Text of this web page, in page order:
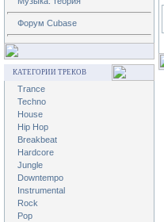
Форум Cubase
КАТЕГОРИИ ТРЕКОВ
Trance
Techno
House
Hip Hop
Breakbeat
Hardcore
Jungle
Downtempo
Instrumental
Rock
Pop